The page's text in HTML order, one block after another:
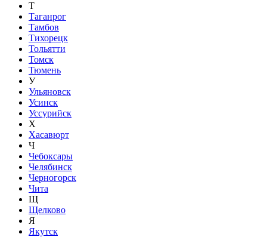
Т
Таганрог
Тамбов
Тихорецк
Тольятти
Томск
Тюмень
У
Ульяновск
Усинск
Уссурийск
Х
Хасавюрт
Ч
Чебоксары
Челябинск
Черногорск
Чита
Щ
Щелково
Я
Якутск